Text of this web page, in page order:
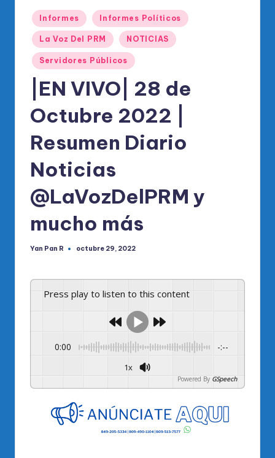
di
ci
P
R
M
Publicado
en
Informes Informes Políticos
La Voz Del PRM NOTICIAS
Servidores Públicos
|EN VIVO| 28 de
Octubre 2022 |
Resumen Diario
Noticias
@LaVozDelPRM y
mucho más
Publicado
Yan Pan R octubre 29, 2022
Press play to listen to this content
0:00 -:--
1x
Powered By GSpeech